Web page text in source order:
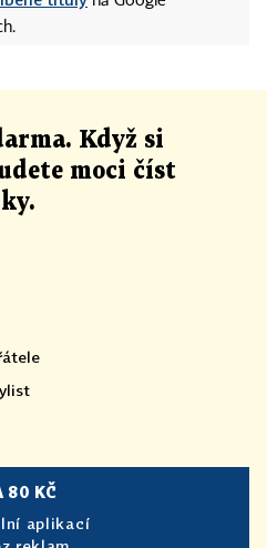
Když si
moci číst
.
80 KČ
aplikací